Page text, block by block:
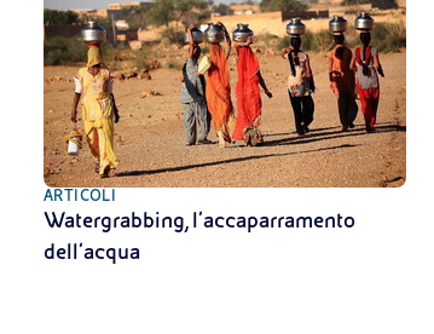
ARTICOLI
Watergrabbing, l’accaparramento
dell’acqua